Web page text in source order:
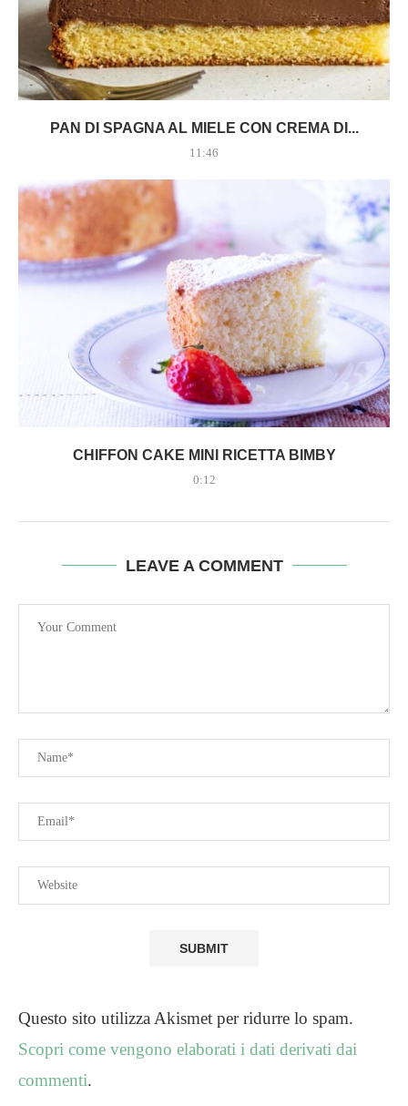
PAN DI SPAGNA AL MIELE CON CREMA DI...
11:46
CHIFFON CAKE MINI RICETTA BIMBY
0:12
LEAVE A COMMENT
Questo sito utilizza Akismet per ridurre lo spam.
Scopri come vengono elaborati i dati derivati dai
commenti.